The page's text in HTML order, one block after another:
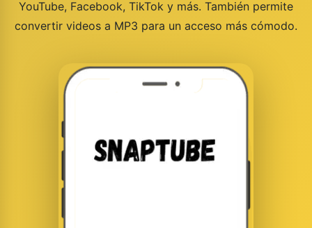
YouTube, Facebook, TikTok y más. También permite
convertir videos a MP3 para un acceso más cómodo.